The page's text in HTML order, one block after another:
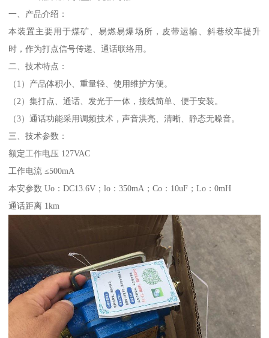
一、产品介绍：
本装置主要用于煤矿、易燃易爆场所，皮带运输、斜巷绞车提升
时，作为打点信号传递、通话联络用。
二、技术特点：
（1）产品体积小、重量轻、使用维护方便。
（2）集打点、通话、发光于一体，接线简单、便于安装。
（3）通话功能采用调频技术，声音洪亮、清晰、静态无噪音。
三、技术参数：
额定工作电压 127VAC
工作电流 ≤500mA
本安参数 Uo：DC13.6V；lo：350mA；Co：10uF；Lo：0mH
通话距离 1km